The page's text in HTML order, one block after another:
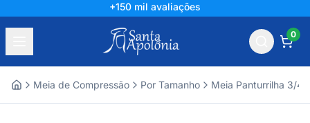
Líder há mais de 60 anos
0
Meia de Compressão Por Tamanho Meia Panturrilha 3/4